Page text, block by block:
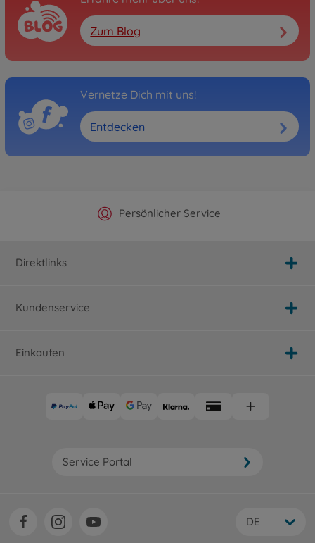
Zum Blog
Vernetze Dich mit uns!
Entdecken
Offizieller Hersteller Shop
Persönlicher Service
Versandkostenfrei ab 25€
Schnelle Lieferung
Direktlinks
Kundenservice
Einkaufen
Service Portal
DE